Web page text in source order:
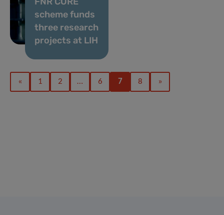
scheme funds
three research
projects at LIH
« 1 2 … 6 7 8 »